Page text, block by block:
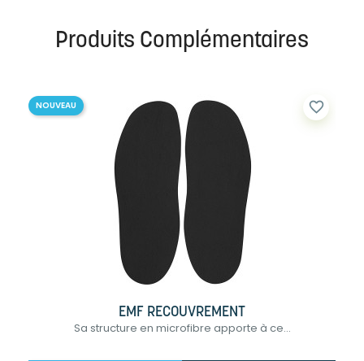
Produits Complémentaires
EMF RECOUVREMENT
Sa structure en microfibre apporte à ce...
favorite_border
NOUVEAU